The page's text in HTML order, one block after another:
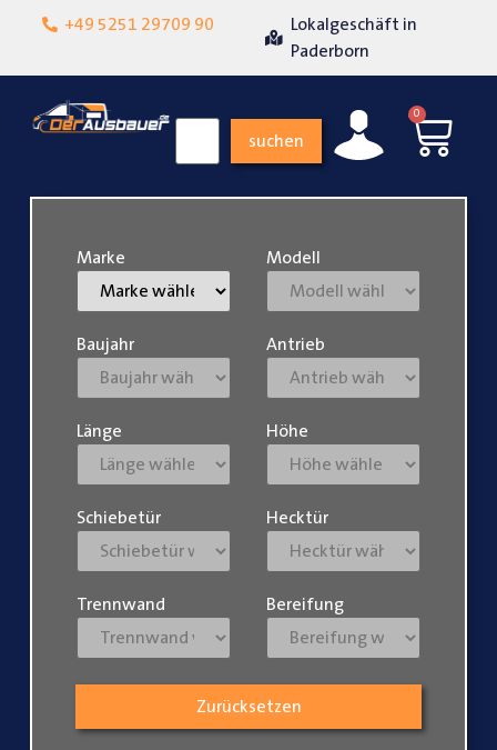
+49 5251 29709 90
Lokalgeschäft in
suchen
0
Marke Modell
Baujahr Antrieb
Länge Höhe
Schiebetür Hecktür
Trennwand Bereifung
Zurücksetzen